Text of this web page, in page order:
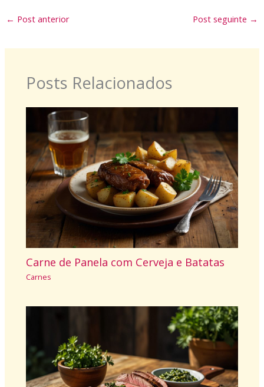
← Post anterior Post seguinte →
Posts Relacionados
Carne de Panela com Cerveja e Batatas
Carnes